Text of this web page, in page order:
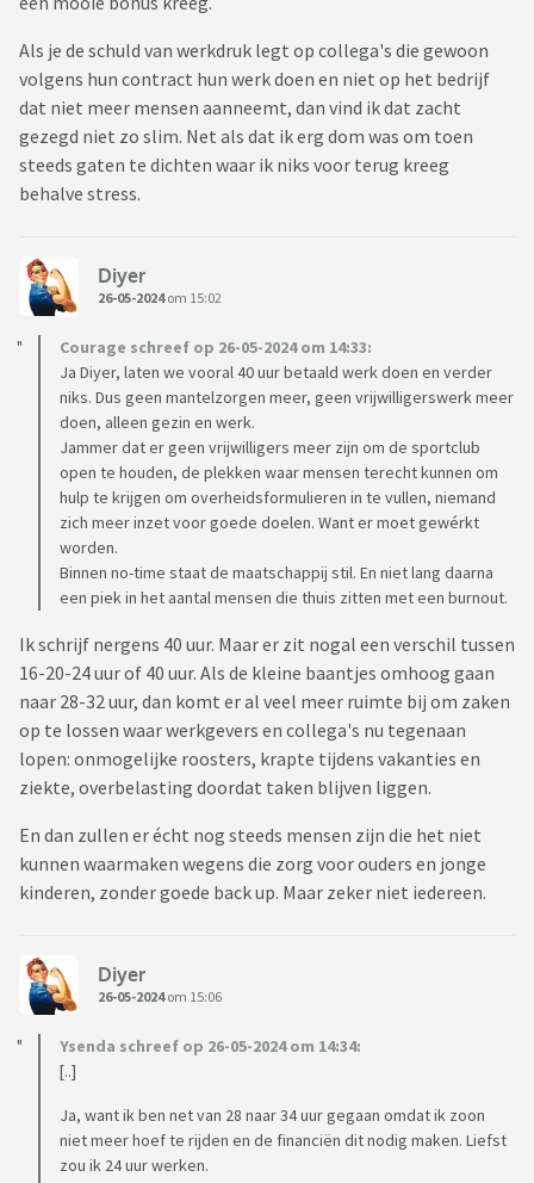
Als je de schuld van werkdruk legt op collega's die gewoon
volgens hun contract hun werk doen en niet op het bedrijf
dat niet meer mensen aanneemt, dan vind ik dat zacht
gezegd niet zo slim. Net als dat ik erg dom was om toen
steeds gaten te dichten waar ik niks voor terug kreeg
behalve stress.
Diyer
26-05-2024om 15:02
Courage schreef op 26-05-2024 om 14:33:
Ja Diyer, laten we vooral 40 uur betaald werk doen en verder
niks. Dus geen mantelzorgen meer, geen vrijwilligerswerk meer
doen, alleen gezin en werk.
Jammer dat er geen vrijwilligers meer zijn om de sportclub
open te houden, de plekken waar mensen terecht kunnen om
hulp te krijgen om overheidsformulieren in te vullen, niemand
zich meer inzet voor goede doelen. Want er moet gewérkt
worden.
Binnen no-time staat de maatschappij stil. En niet lang daarna
een piek in het aantal mensen die thuis zitten met een burnout.
Ik schrijf nergens 40 uur. Maar er zit nogal een verschil tussen
16-20-24 uur of 40 uur. Als de kleine baantjes omhoog gaan
naar 28-32 uur, dan komt er al veel meer ruimte bij om zaken
op te lossen waar werkgevers en collega's nu tegenaan
lopen: onmogelijke roosters, krapte tijdens vakanties en
ziekte, overbelasting doordat taken blijven liggen.
En dan zullen er écht nog steeds mensen zijn die het niet
kunnen waarmaken wegens die zorg voor ouders en jonge
kinderen, zonder goede back up. Maar zeker niet iedereen.
Diyer
26-05-2024om 15:06
Ysenda schreef op 26-05-2024 om 14:34:
[..]
Ja, want ik ben net van 28 naar 34 uur gegaan omdat ik zoon
niet meer hoef te rijden en de financiën dit nodig maken. Liefst
zou ik 24 uur werken.